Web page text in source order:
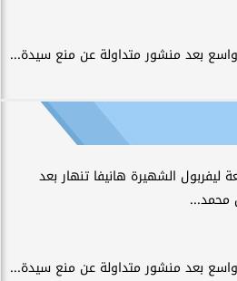
بعد منشور متداولة عن منع سيدة...
ليفربول الشهيرة هانيفا تنهار بعد
محمد...
بعد منشور متداولة عن منع سيدة...